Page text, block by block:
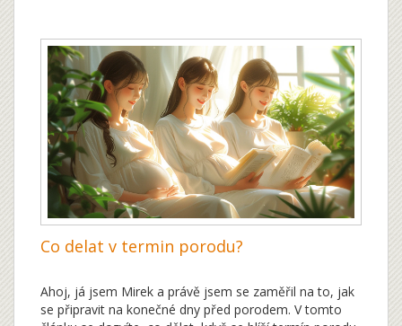
Co delat v termin porodu?
Ahoj, já jsem Mirek a právě jsem se zaměřil na to, jak
se připravit na konečné dny před porodem. V tomto